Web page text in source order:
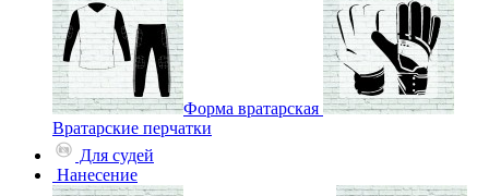
Форма вратарская
Вратарские перчатки
Для судей
Нанесение